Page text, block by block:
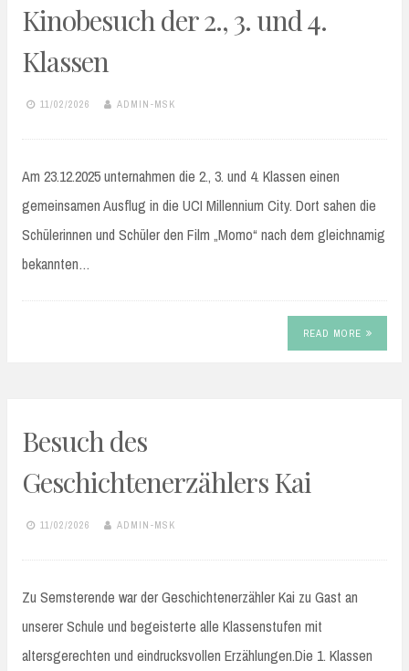
Kinobesuch der 2., 3. und 4.
Klassen
11/02/2026 ADMIN-MSK
Am 23.12.2025 unternahmen die 2., 3. und 4. Klassen einen
gemeinsamen Ausflug in die UCI Millennium City. Dort sahen die
Schülerinnen und Schüler den Film „Momo“ nach dem gleichnamig
bekannten…
READ MORE
Besuch des
Geschichtenerzählers Kai
11/02/2026 ADMIN-MSK
Zu Semsterende war der Geschichtenerzähler Kai zu Gast an
unserer Schule und begeisterte alle Klassenstufen mit
altersgerechten und eindrucksvollen Erzählungen.Die 1. Klassen